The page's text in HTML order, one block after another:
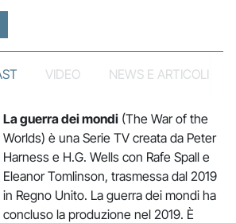
VIDEO NEWS E ARTICOLI
La guerra dei mondi(The War of the
Worlds) è una Serie TV creata da Peter
Harness e H.G. Wells con Rafe Spall e
Eleanor Tomlinson, trasmessa dal 2019
in Regno Unito. La guerra dei mondi ha
concluso la produzione nel 2019. È